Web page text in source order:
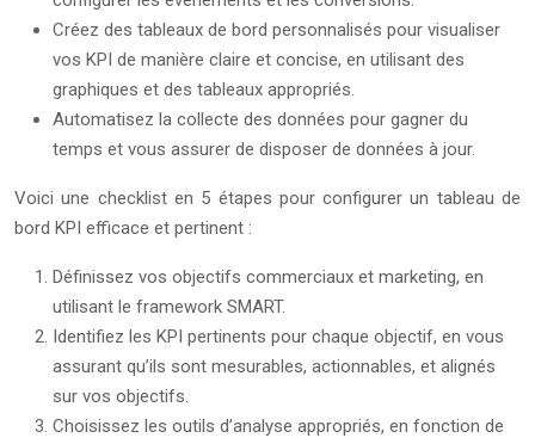
Créez des tableaux de bord personnalisés pour visualiser
vos KPI de manière claire et concise, en utilisant des
graphiques et des tableaux appropriés.
Automatisez la collecte des données pour gagner du
temps et vous assurer de disposer de données à jour.
Voici une checklist en 5 étapes pour configurer un tableau de
bord KPI efficace et pertinent :
Définissez vos objectifs commerciaux et marketing, en
utilisant le framework SMART.
Identifiez les KPI pertinents pour chaque objectif, en vous
assurant qu’ils sont mesurables, actionnables, et alignés
sur vos objectifs.
Choisissez les outils d’analyse appropriés, en fonction de